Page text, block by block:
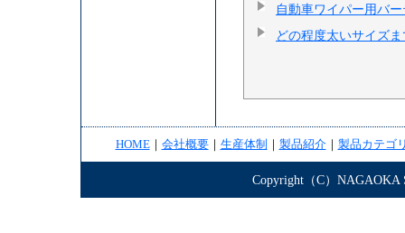
自動車ワイパー用バ
どの程度太いサイズ
HOME｜ 会社概要｜ 生産体制 ｜ 製品紹介｜ 製品カテゴ
Copyright（C）NAGAOKA